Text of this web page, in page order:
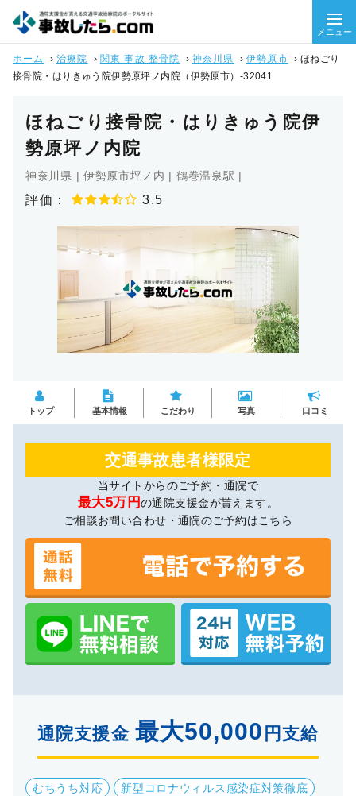
メニュー
ホーム › 治療院 › 関東 事故 整骨院 › 神奈川県 › 伊勢原市 › ほねごり
接骨院・はりきゅう院伊勢原坪ノ内院（伊勢原市）-32041
ほねごり接骨院・はりきゅう院伊
勢原坪ノ内院
神奈川県 | 伊勢原市坪ノ内 | 鶴巻温泉駅 |
評価： 3.5
トップ 基本情報 こだわり 写真 口コミ
交通事故患者様限定
当サイトからのご予約・通院で
最大5万円の通院支援金が貰えます。
ご相談お問い合わせ・通院のご予約はこちら
通院支援金 最大50,000 円支給
むちうち対応
新型コロナウィルス感染症対策徹底